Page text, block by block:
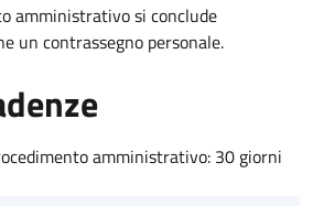
amministrativo si conclude
un contrassegno personale.
amministrativo: 30 giorni